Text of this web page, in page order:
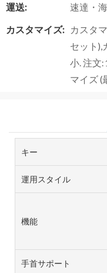
運送:
速達・
カスタマイズ:
カスタ
セット),
小. 注文
マイズ (
キー
運用スタイル
機能
手首サポート